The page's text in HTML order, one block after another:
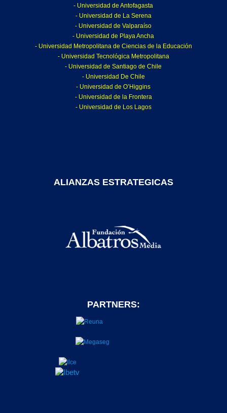
- Universidad de Antofagasta
- Universidad de La Serena
- Universidad de Valparaíso
- Universidad de Playa Ancha
- Universidad Metropolitana de Ciencias de la Educación
- Universidad Tecnológica Metropolitana
- Universidad de Santiago de Chile
- Universidad De Chile
- Universidad de O’Higgins
- Universidad de la Frontera
- Universidad de Los Lagos
ALIANZAS ESTRATEGICAS
PARTNERS: